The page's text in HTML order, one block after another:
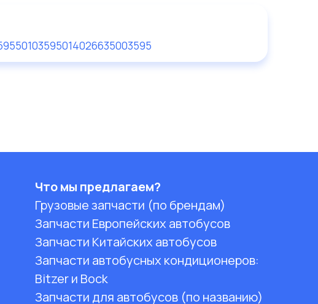
50103595014026635003595
Что мы предлагаем?
Грузовые запчасти (по брендам)
Запчасти Европейских автобусов
Запчасти Китайских автобусов
Запчасти автобусных кондиционеров:
Bitzer и Bock
Запчасти для автобусов (по названию)